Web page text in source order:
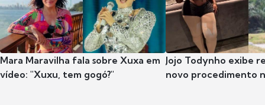
Mara Maravilha fala sobre Xuxa em
vídeo: "Xuxu, tem gogó?"
Jojo Todynho exibe
novo procedimento